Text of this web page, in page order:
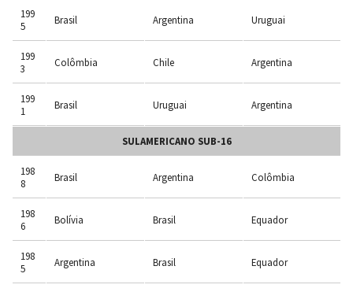
199
5
Brasil Argentina Uruguai
199
3
Colômbia Chile Argentina
199
1
Brasil Uruguai Argentina
SULAMERICANO SUB-16
198
8
Brasil Argentina Colômbia
198
6
Bolívia Brasil Equador
198
5
Argentina Brasil Equador